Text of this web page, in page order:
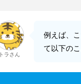
トラさん
例えば、
て以下のこ